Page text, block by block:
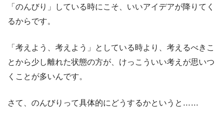
「のんびり」している時にこそ、いいアイデアが降りてく
るからです。
「考えよう、考えよう」としている時より、考えるべきこ
とから少し離れた状態の方が、けっこういい考えが思いつ
くことが多いんです。
さて、のんびりって具体的にどうするかというと……